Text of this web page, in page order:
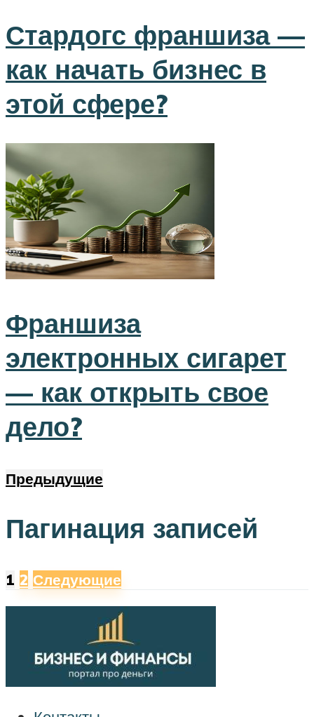
Стардогс франшиза —
как начать бизнес в
этой сфере?
Франшиза
электронных сигарет
— как открыть свое
дело?
Предыдущие
Пагинация записей
1 2 Следующие